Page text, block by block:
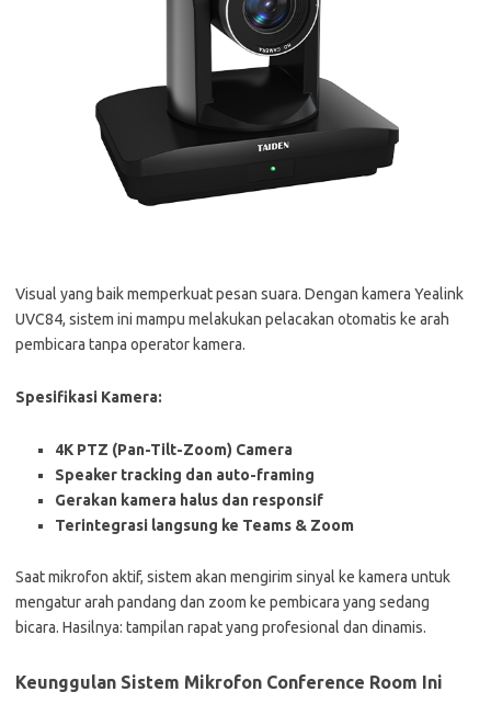
Visual yang baik memperkuat pesan suara. Dengan kamera Yealink
UVC84, sistem ini mampu melakukan pelacakan otomatis ke arah
pembicara tanpa operator kamera.
Spesifikasi Kamera:
4K PTZ (Pan-Tilt-Zoom) Camera
Speaker tracking dan auto-framing
Gerakan kamera halus dan responsif
Terintegrasi langsung ke Teams & Zoom
Saat mikrofon aktif, sistem akan mengirim sinyal ke kamera untuk
mengatur arah pandang dan zoom ke pembicara yang sedang
bicara. Hasilnya: tampilan rapat yang profesional dan dinamis.
Keunggulan Sistem Mikrofon Conference Room Ini